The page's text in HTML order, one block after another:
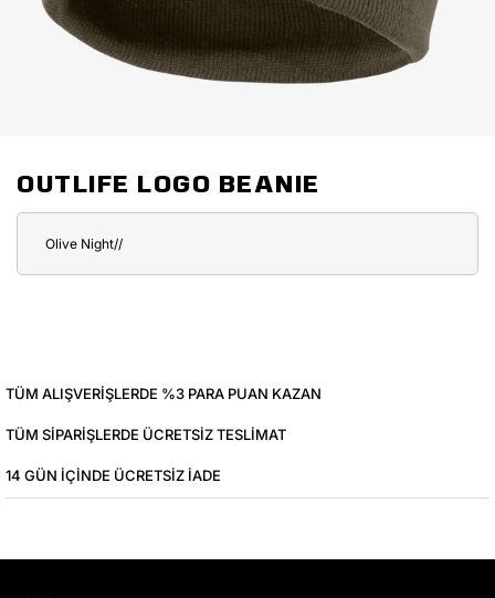
OUTLIFE LOGO BEANIE
Olive Night//
TÜM ALIŞVERIŞLERDE %3 PARA PUAN KAZAN
TÜM SIPARIŞLERDE ÜCRETSIZ TESLIMAT
14 GÜN IÇINDE ÜCRETSIZ IADE